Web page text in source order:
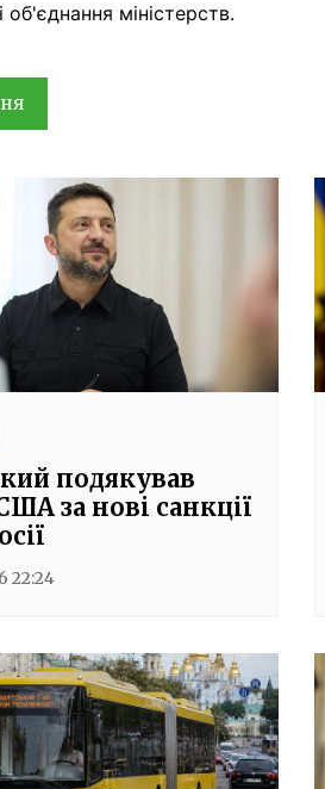
об'єднання міністерств.
подякував
за нові санкції
22:24